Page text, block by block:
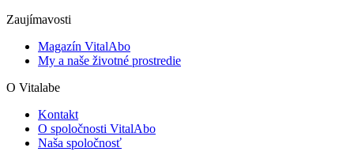
Zaujímavosti
Magazín VitalAbo
My a naše životné prostredie
O Vitalabe
Kontakt
O spoločnosti VitalAbo
Naša spoločnosť